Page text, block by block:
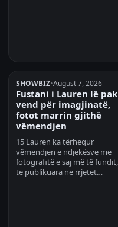
SHOWBIZ•August 7, 2026
Fustani i Lauren lë pak
vend për imagjinatë,
fotot marrin gjithë
vëmendjen
15 Lauren ka tërhequr
vëmendjen e ndjekësve me
fotografitë e saj më të fundit,
të publikuara në rrjetet…